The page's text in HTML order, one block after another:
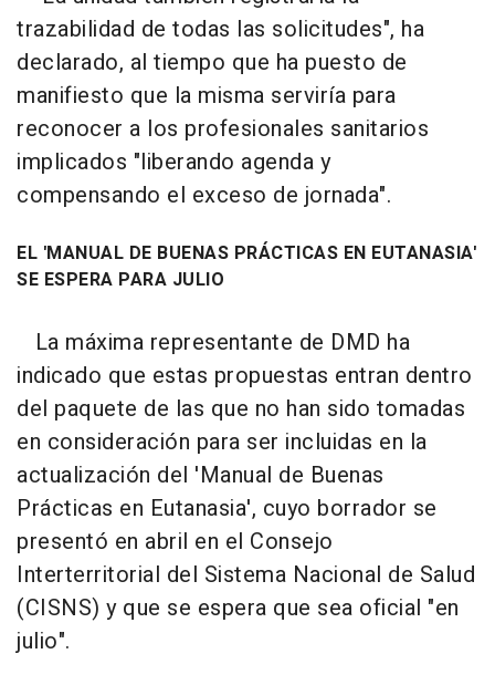
trazabilidad de todas las solicitudes", ha
declarado, al tiempo que ha puesto de
manifiesto que la misma serviría para
reconocer a los profesionales sanitarios
implicados "liberando agenda y
compensando el exceso de jornada".
EL 'MANUAL DE BUENAS PRÁCTICAS EN EUTANASIA'
SE ESPERA PARA JULIO
La máxima representante de DMD ha
indicado que estas propuestas entran dentro
del paquete de las que no han sido tomadas
en consideración para ser incluidas en la
actualización del 'Manual de Buenas
Prácticas en Eutanasia', cuyo borrador se
presentó en abril en el Consejo
Interterritorial del Sistema Nacional de Salud
(CISNS) y que se espera que sea oficial "en
julio".